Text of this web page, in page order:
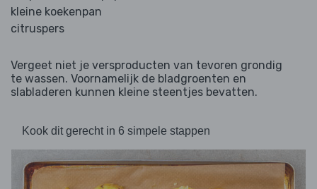
kleine koekenpan
citruspers
Vergeet niet je versproducten van tevoren grondig
te wassen. Voornamelijk de bladgroenten en
slabladeren kunnen kleine steentjes bevatten.
Kook dit gerecht in 6 simpele stappen